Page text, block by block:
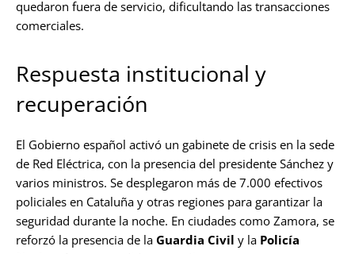
quedaron fuera de servicio, dificultando las transacciones
comerciales.
Respuesta institucional y
recuperación
El Gobierno español activó un gabinete de crisis en la sede
de Red Eléctrica, con la presencia del presidente Sánchez y
varios ministros. Se desplegaron más de 7.000 efectivos
policiales en Cataluña y otras regiones para garantizar la
seguridad durante la noche. En ciudades como Zamora, se
reforzó la presencia de la Guardia Civil y la Policía